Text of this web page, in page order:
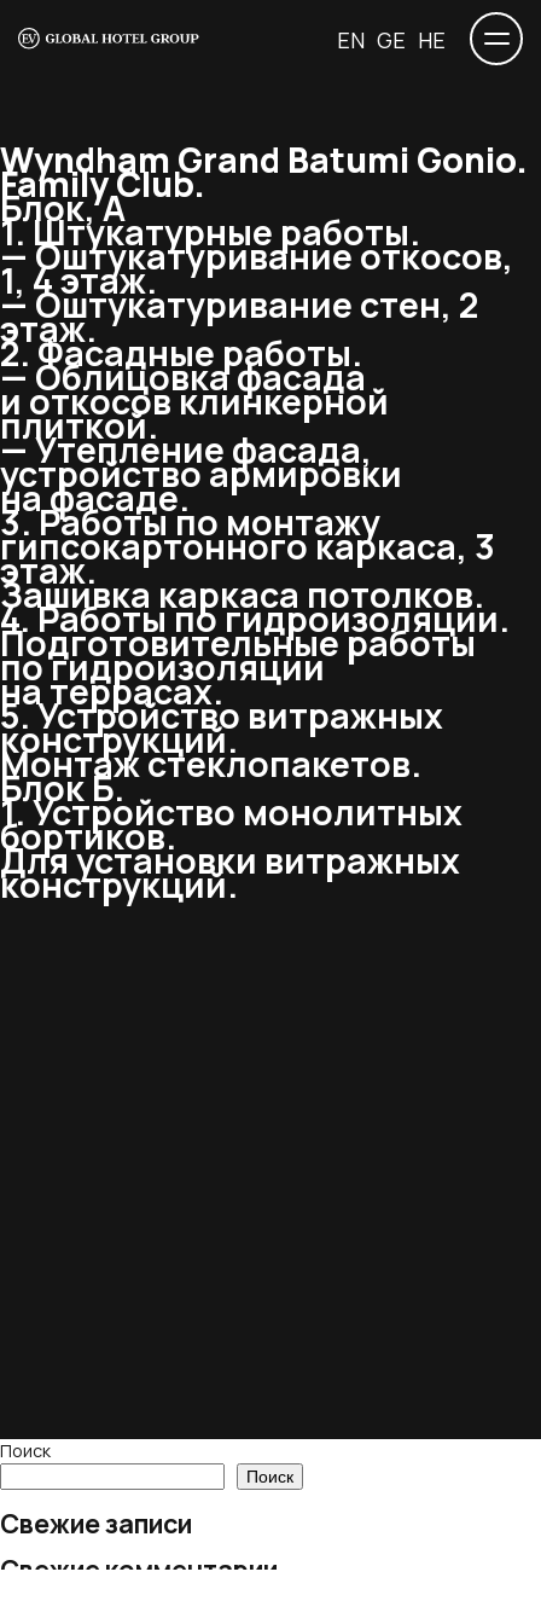
EN GE HE
Wyndham Grand Batumi Gonio.
Family Club.
Блок, А
1. Штукатурные работы.
— Оштукатуривание откосов,
1, 4 этаж.
— Оштукатуривание стен, 2
этаж.
2. Фасадные работы.
— Облицовка фасада
и откосов клинкерной
плиткой.
— Утепление фасада,
устройство армировки
на фасаде.
3. Работы по монтажу
гипсокартонного каркаса, 3
этаж.
Зашивка каркаса потолков.
4. Работы по гидроизоляции.
Подготовительные работы
по гидроизоляции
на террасах.
5. Устройство витражных
конструкций.
Монтаж стеклопакетов.
Блок Б.
1. Устройство монолитных
бортиков.
Для установки витражных
конструкций.
Поиск
Поиск
Свежие записи
Свежие комментарии